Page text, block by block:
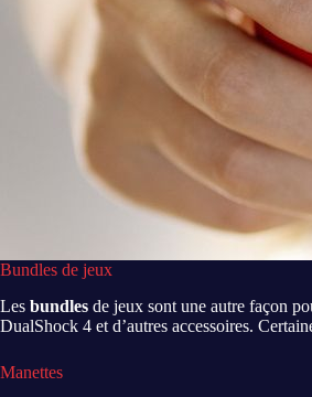
Bundles de jeux
Les bundles de jeux sont une autre façon
DualShock 4 et d’autres accessoires.
Manettes